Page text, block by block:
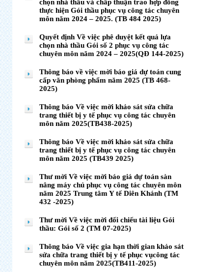
chọn nhà thầu và chấp thuận trao hợp đồng
thực hiện Gói thầu phục vụ công tác chuyên
môn năm 2024 – 2025. (TB 484 2025)
Quyết định Về việc phê duyệt kết quả lựa
chọn nhà thầu Gói số 2 phục vụ công tác
chuyên môn năm 2024 – 2025(QĐ 144-2025)
Thông báo về việc mời báo giá dự toán cung
cấp văn phòng phẩm năm 2025 (TB 468-
2025)
Thông báo Về việc mời khảo sát sửa chữa
trang thiết bị y tế phục vụ công tác chuyên
môn năm 2025(TB438-2025)
Thông báo Về việc mời khảo sát sửa chữa
trang thiết bị y tế phục vụ công tác chuyên
môn năm 2025 (TB439 2025)
Thư mời Về việc mời báo giá dự toán sàn
nâng máy chủ phục vụ công tác chuyên môn
năm 2025 Trung tâm Y tế Diên Khánh (TM
432 -2025)
Thư mời Về việc mời đối chiếu tài liệu Gói
thầu: Gói số 2 (TM 07-2025)
Thông báo Về việc gia hạn thời gian khảo sát
sửa chữa trang thiết bị y tế phục vụcông tác
chuyên môn năm 2025(TB411-2025)